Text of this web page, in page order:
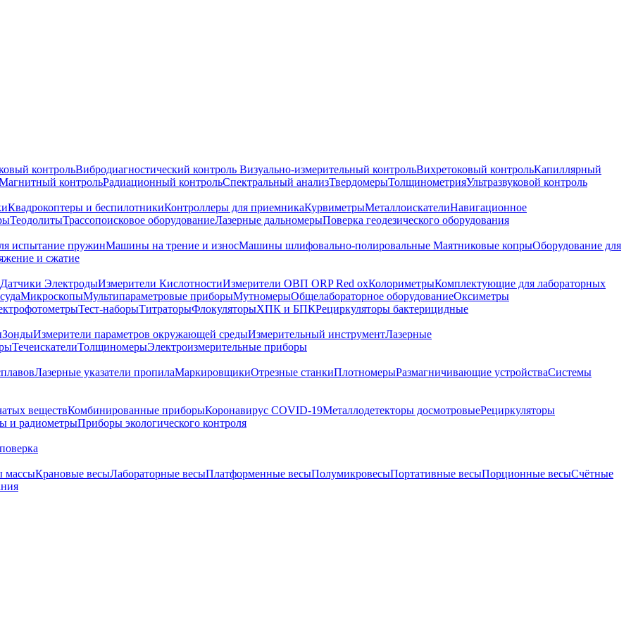
контрольВибродиагностический контроль Визуально-измерительный контрольВихретоковый контрольКапиллярный
контрольРадиационный контрольСпектральный анализТвердомерыТолщинометрияУльтразвуковой контроль
Квадрокоптеры и беспилотникиКонтроллеры для приемникаКурвиметрыМеталлоискателиНавигационное
ТеодолитыТрассопоисковое оборудованиеЛазерные дальномерыПоверка геодезического оборудования
испытание пружинМашины на трение и износМашины шлифовально-полировальные Маятниковые копрыОборудование для
и сжатие
Датчики ЭлектродыИзмерители КислотностиИзмерители ОВП ORP Red oxКолориметрыКомплектующие для лабораторных
МикроскопыМультипараметровые приборыМутномерыОбщелабораторное оборудованиеОксиметры
Тест-наборыТитраторыФлокуляторыХПК и БПКРециркуляторы бактерицидные
ЗондыИзмерители параметров окружающей средыИзмерительный инструментЛазерные
ТечеискателиТолщиномерыЭлектроизмерительные приборы
Лазерные указатели пропилаМаркировщикиОтрезные станкиПлотномерыРазмагничивающие устройстваСистемы
веществКомбинированные приборыКоронавирус COVID-19Металлодетекторы досмотровыеРециркуляторы
и радиометрыПриборы экологического контроля
массыКрановые весыЛабораторные весыПлатформенные весыПолумикровесыПортативные весыПорционные весыСчётные